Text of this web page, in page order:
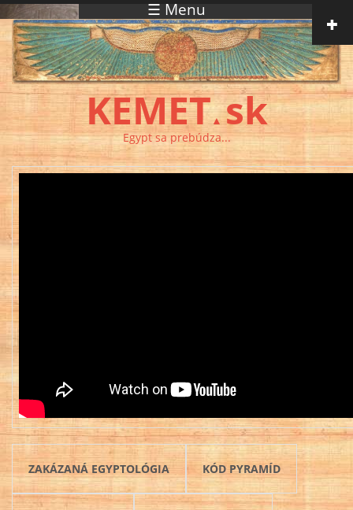
Skočiť na hlavný obsah ☰ Menu
KEMET▲ sk
Egypt sa prebúdza...
ZAKÁZANÁ EGYPTOLÓGIA KÓD PYRAMÍD